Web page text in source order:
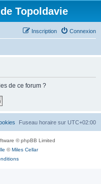
Topoldavie
Connexion
Inscription
de ce forum ?
Fuseau horaire sur UTC+02:00
© phpBB Limited
©Miles Cellar